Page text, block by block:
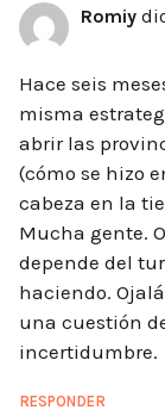
Romiy
Hace seis
misma
abrir las
(cómo se hizo
cabeza en la
Mucha gente.
depende del
haciendo.
una cuestión
incertidumbre.
RESPONDER